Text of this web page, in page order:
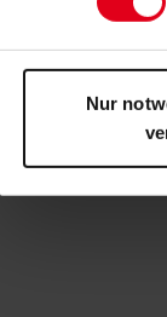
Nur